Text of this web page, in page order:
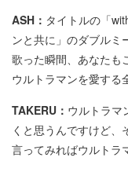
ASH： タイトルの「
ンと共に」のダブルミ
歌った瞬間、あなたも
ウルトラマンを愛する
TAKERU： ウルトラマ
くと思うんですけど、
言ってみればウルトラ